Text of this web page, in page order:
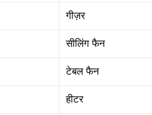
गीज़र
सीलिंग फैन
टेबल फैन
हीटर